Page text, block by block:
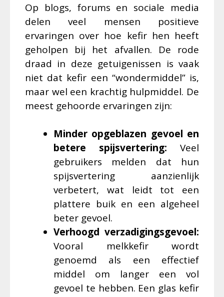
Op blogs, forums en sociale media
delen veel mensen positieve
ervaringen over hoe kefir hen heeft
geholpen bij het afvallen. De rode
draad in deze getuigenissen is vaak
niet dat kefir een “wondermiddel” is,
maar wel een krachtig hulpmiddel. De
meest gehoorde ervaringen zijn:
Minder opgeblazen gevoel en
betere spijsvertering: Veel
gebruikers melden dat hun
spijsvertering aanzienlijk
verbetert, wat leidt tot een
plattere buik en een algeheel
beter gevoel.
Verhoogd verzadigingsgevoel:
Vooral melkkefir wordt
genoemd als een effectief
middel om langer een vol
gevoel te hebben. Een glas kefir